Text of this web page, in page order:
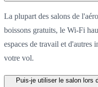
La plupart des salons de
boissons gratuits, le Wi-Fi
espaces de travail et d'autres
votre vol.
Puis-je utiliser le salon lors